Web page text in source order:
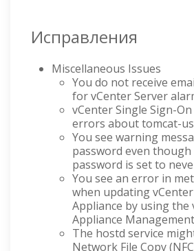
Исправления
Miscellaneous Issues
You do not receive
for vCenter Server
vCenter Single Sign-
errors about tomcat-
You see warning
password even
password is set to
You see an error in
when updating
Appliance by using the
Appliance
The hostd service
Network File Copy